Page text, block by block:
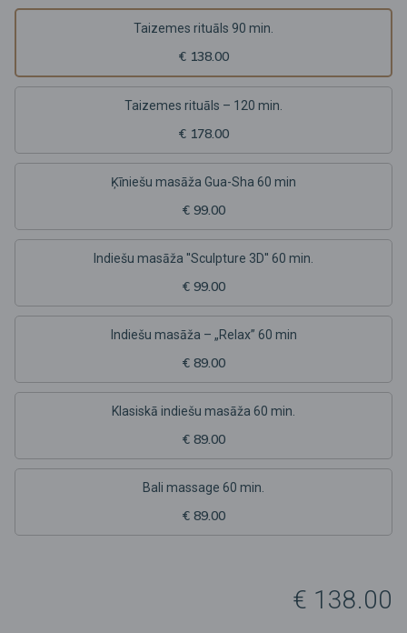
Taizemes rituāls 90 min.
€ 138.00
Taizemes rituāls – 120 min.
€ 178.00
Ķīniešu masāža Gua-Sha 60 min
€ 99.00
Indiešu masāža ''Sculpture 3D'' 60 min.
€ 99.00
Indiešu masāža – „Relax” 60 min
€ 89.00
Klasiskā indiešu masāža 60 min.
€ 89.00
Bali massage 60 min.
€ 89.00
€ 138.00